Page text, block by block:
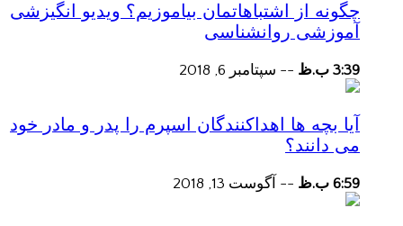
چگونه از اشتباهاتمان بیاموزیم؟ ویدیو انگیزشی
آموزشی روانشناسی
3:39 ب.ظ -- سپتامبر 6, 2018
آیا بچه ها اهداکنندگان اسپرم را پدر و مادر خود
می دانند؟
6:59 ب.ظ -- آگوست 13, 2018